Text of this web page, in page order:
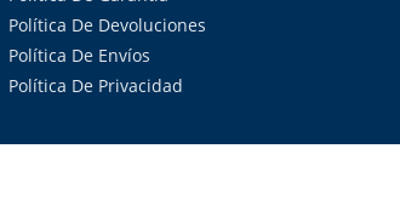
Política De Devoluciones
Política De Envíos
Política De Privacidad